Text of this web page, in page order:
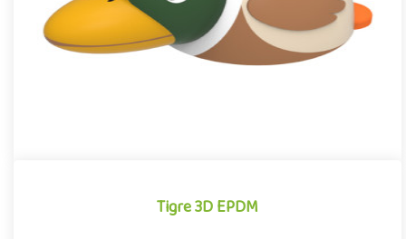
Offre partenaire
Tigre 3D EPDM